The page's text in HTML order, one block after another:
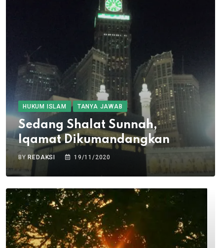
HUKUM ISLAM TANYA JAWAB
Sedang Shalat Sunnah,
Iqamat Dikumandangkan
BY REDAKSI 19/11/2020